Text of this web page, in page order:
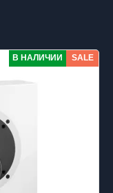
В НАЛИЧИИ SALE